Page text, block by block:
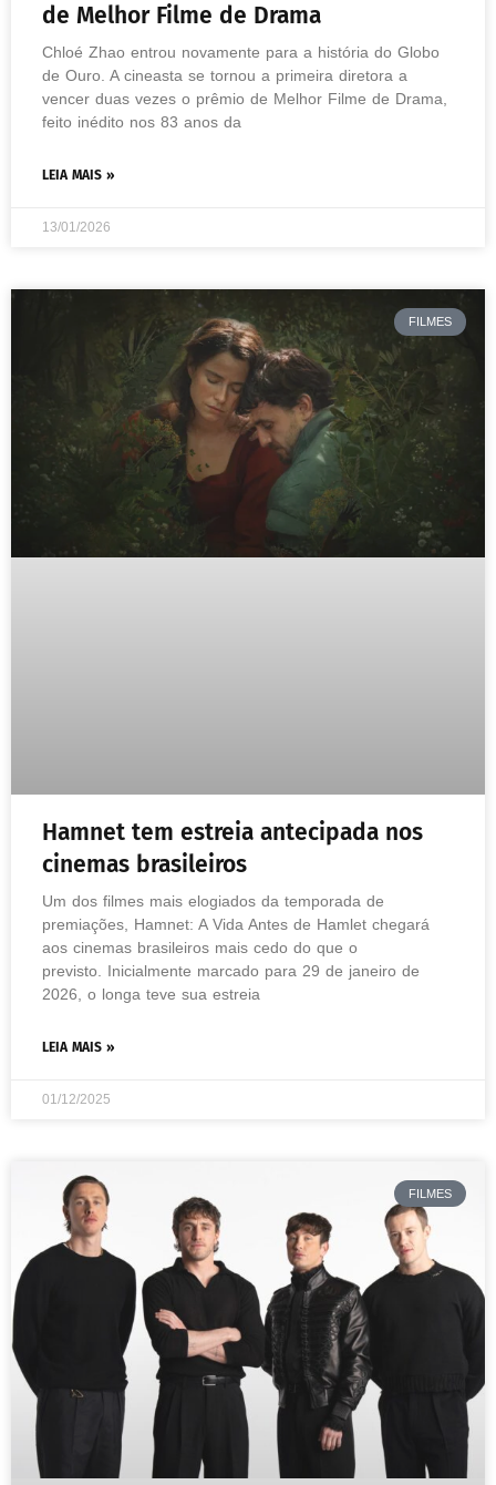
de Melhor Filme de Drama
Chloé Zhao entrou novamente para a história do Globo
de Ouro. A cineasta se tornou a primeira diretora a
vencer duas vezes o prêmio de Melhor Filme de Drama,
feito inédito nos 83 anos da
LEIA MAIS »
13/01/2026
FILMES
Hamnet tem estreia antecipada nos
cinemas brasileiros
Um dos filmes mais elogiados da temporada de
premiações, Hamnet: A Vida Antes de Hamlet chegará
aos cinemas brasileiros mais cedo do que o
previsto. Inicialmente marcado para 29 de janeiro de
2026, o longa teve sua estreia
LEIA MAIS »
01/12/2025
FILMES